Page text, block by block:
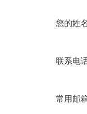
您的姓
联系电
常用邮